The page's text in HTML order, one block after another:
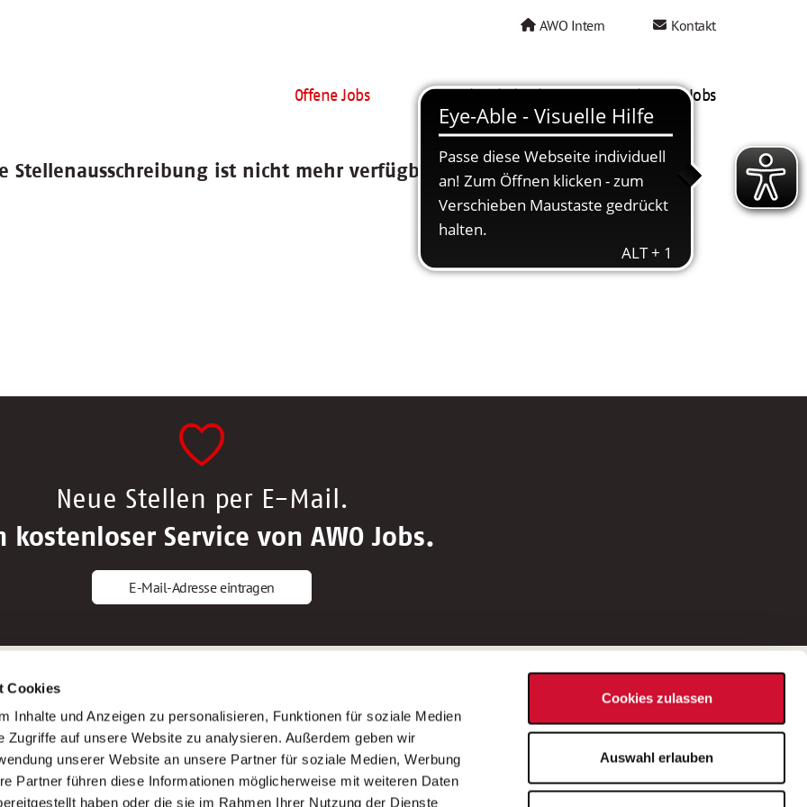
Cookies
Inhalte und Anzeigen zu personalisieren, Funktionen für soziale Medien
Zugriffe auf unsere Website zu analysieren. Außerdem geben wir
unserer Website an unsere Partner für soziale Medien, Werbung
Partner führen diese Informationen möglicherweise mit weiteren Daten
haben oder die sie im Rahmen Ihrer Nutzung der Dienste
Cookies zulassen
Auswahl erlauben
AWO Intern Kontakt
Offene Jobs AWO als Arbeitgeber Mein AWO Jobs
Stellenausschreibung ist nicht mehr verfügbar.
Neue Stellen per E-Mail.
kostenloser Service von AWO Jobs.
E-Mail-Adresse eintragen
Altenpfleger*in
Krankenpfleger*in
Altenpflegehelfer*in
Erzieher*in
AWO Gliederungen nach Bundesland
Stellenangebote nach Bundesländern
Sitemap
Impressum
Datenschutz
Bei Fragen zu einer Stellenausschreibung
wenden Sie sich bitte an die*den in der
Stellenausschreibung genannte*n